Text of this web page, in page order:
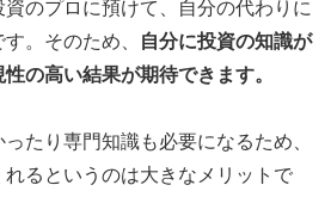
のプロに預けて、自分の代わりに
。そのため、
自分に投資の知識が
の高い結果が期待できます。
たり専門知識も必要になるため、
るというのは大きなメリットで